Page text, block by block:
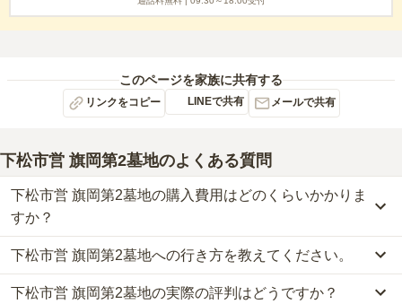
このページを家族に共有する
リンクをコピー LINEで共有 メールで共有
下松市営 旗岡第2墓地のよくある質問
下松市営 旗岡第2墓地の購入費用はどのくらいかかりま
すか？
下松市営 旗岡第2墓地の現在の販売価格については現在調査中で
す。
お墓は、価格が高いものがよい、安いものが悪い、という訳ではあ
下松市営 旗岡第2墓地への行き方を教えてください。
公共交通機関の場合JR山陽本線「下松」から徒歩21分です。
下松市営 旗岡第2墓地の実際の評判はどうですか？